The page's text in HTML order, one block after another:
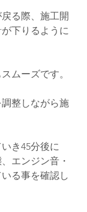
る際、施工開
下りるように
ムーズです。
整しながら施
き45分後に
エンジン音・
る事を確認し